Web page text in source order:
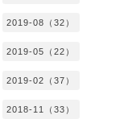
2019-08（32）
2019-05（22）
2019-02（37）
2018-11（33）